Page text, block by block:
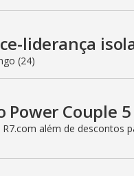
liderança
(24)
Couple 5
além de descontos